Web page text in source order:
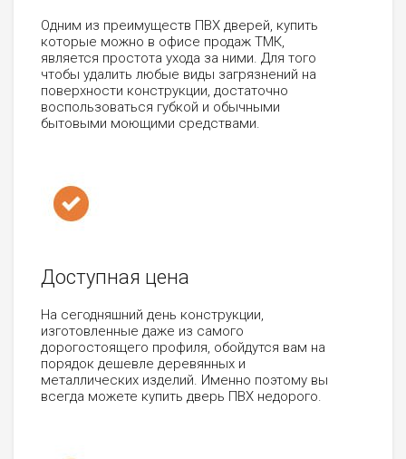
Одним из преимуществ ПВХ дверей, купить
которые можно в офисе продаж ТМК,
является простота ухода за ними. Для того
чтобы удалить любые виды загрязнений на
поверхности конструкции, достаточно
воспользоваться губкой и обычными
бытовыми моющими средствами.
Доступная цена
На сегодняшний день конструкции,
изготовленные даже из самого
дорогостоящего профиля, обойдутся вам на
порядок дешевле деревянных и
металлических изделий. Именно поэтому вы
всегда можете купить дверь ПВХ недорого.